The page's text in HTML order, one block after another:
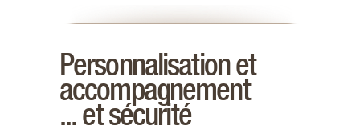
Personnalisation et
accompagnement
... et sécurité